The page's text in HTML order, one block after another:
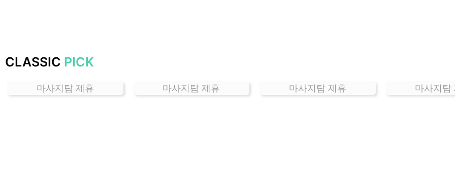
가
격
CLASSIC PICK
마사지탑 제휴 마사지탑 제휴 마사지탑 제휴 마사지탑